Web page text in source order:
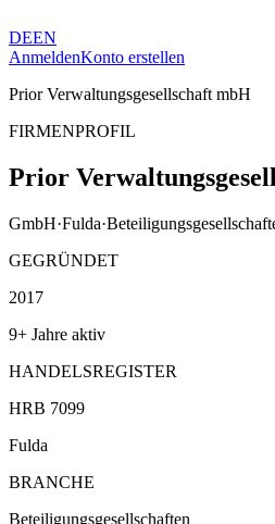
DEEN
AnmeldenKonto erstellen
Prior Verwaltungsgesellschaft mbH
FIRMENPROFIL
Prior
GmbH·Fulda·
GEGRÜNDET
2017
9+ Jahre aktiv
HANDELSREGISTER
HRB 7099
Fulda
BRANCHE
Beteiligungsgesellschaften